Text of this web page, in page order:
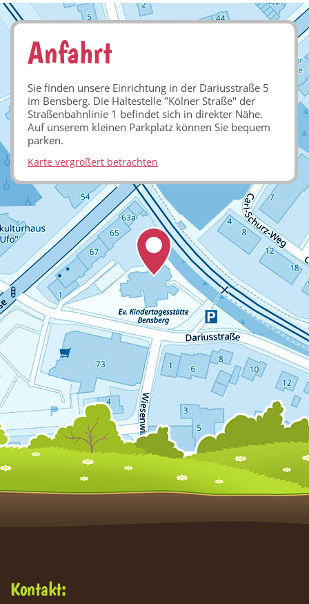
Anfahrt
Sie finden unsere Einrichtung in der Dariusstraße 5
im Bensberg. Die Haltestelle "Kölner Straße" der
Straßenbahnlinie 1 befindet sich in direkter Nähe.
Auf unserem kleinen Parkplatz können Sie bequem
parken.
Karte vergrößert betrachten
Kontakt: